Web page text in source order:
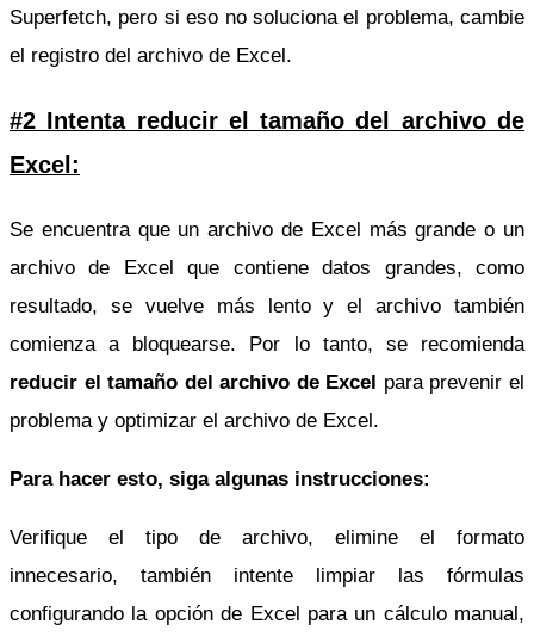
Superfetch, pero si eso no soluciona el problema, cambie
el registro del archivo de Excel.
#2 Intenta reducir el tamaño del archivo de
Excel:
Se encuentra que un archivo de Excel más grande o un
archivo de Excel que contiene datos grandes, como
resultado, se vuelve más lento y el archivo también
comienza a bloquearse. Por lo tanto, se recomienda
reducir el tamaño del archivo de Excel para prevenir el
problema y optimizar el archivo de Excel.
Para hacer esto, siga algunas instrucciones:
Verifique el tipo de archivo, elimine el formato
innecesario, también intente limpiar las fórmulas
configurando la opción de Excel para un cálculo manual,